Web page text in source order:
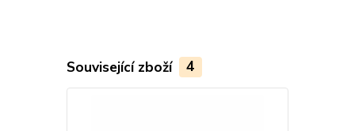
Související zboží 4